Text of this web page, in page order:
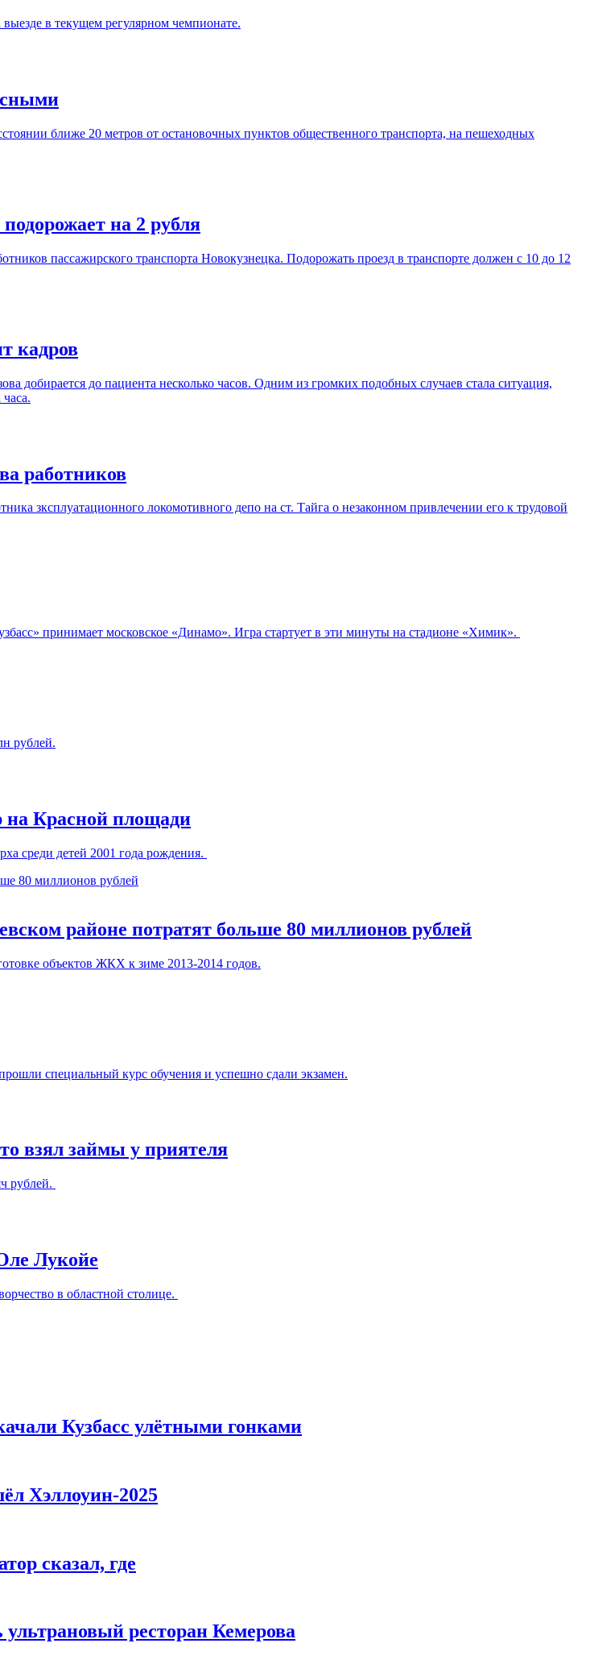
в текущем регулярном чемпионате.
ближе 20 метров от остановочных пунктов общественного транспорта, на пешеходных
на 2 рубля
пассажирского транспорта Новокузнецка. Подорожать проезд в транспорте должен с 10 до 12
кадров
добирается до пациента несколько часов. Одним из громких подобных случаев стала ситуация,
работников
зксплуатационного локомотивного депо на ст. Тайга о незаконном привлечении его к трудовой
принимает московское «Динамо». Игра стартует в эти минуты на стадионе «Химик».
рублей.
на Красной площади
среди детей 2001 года рождения.
районе потратят больше 80 миллионов рублей
объектов ЖКХ к зиме 2013-2014 годов.
специальный курс обучения и успешно сдали экзамен.
взял займы у приятеля
рублей.
Лукойе
в областной столице.
Кузбасс улётными гонками
Хэллоуин-2025
сказал, где
ресторан Кемерова